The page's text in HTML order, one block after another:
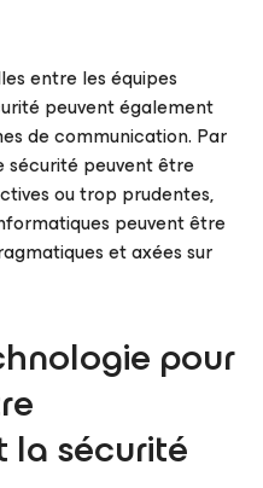
entre les équipes
peuvent également
de communication. Par
sécurité peuvent être
ou trop prudentes,
peuvent être
et axées sur
pour
la sécurité